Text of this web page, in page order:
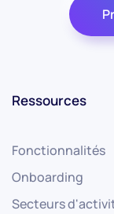
Ressources
Fonctionnalités
Onboarding
Secteurs